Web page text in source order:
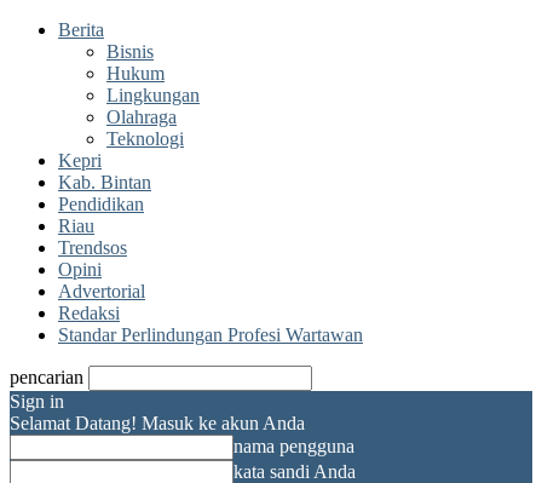
Berita
Bisnis
Hukum
Lingkungan
Olahraga
Teknologi
Kepri
Kab. Bintan
Pendidikan
Riau
Trendsos
Opini
Advertorial
Redaksi
Standar Perlindungan Profesi Wartawan
pencarian
Sign in
Selamat Datang! Masuk ke akun Anda
nama pengguna
kata sandi Anda